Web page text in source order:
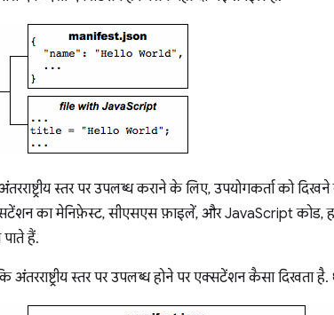
स्तर पर उपलब्ध कराने के लिए, उपयोगकर्ता को
का मेनिफ़ेस्ट, सीएसएस फ़ाइलें, और JavaScript कोड,
पाते हैं.
अंतरराष्ट्रीय स्तर पर उपलब्ध होने पर एक्सटेंशन कैसा दिखता